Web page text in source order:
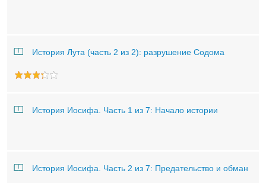
История Лута (часть 2 из 2): разрушение Содома
История Иосифа. Часть 1 из 7: Начало истории
История Иосифа. Часть 2 из 7: Предательство и обман